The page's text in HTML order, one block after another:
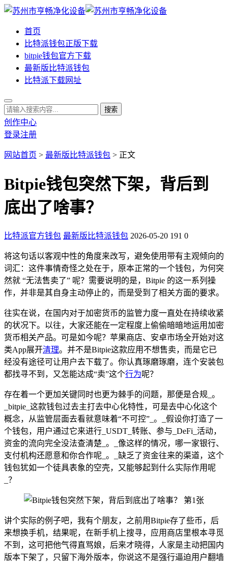
首页
比特派钱包正版下载
bitpie钱包官方下载
最新版比特派钱包
比特派下载网址
创作中心
登录注册
网站首页 > 最新版比特派钱包 > 正文
Bitpie钱包突然下架，背后到
底出了啥事？
比特派官方钱包 最新版比特派钱包 2026-05-20 191 0
将这句话以客观中性的角度来改写，避免使用带有主观倾向的
词汇：这件事情奇怪之处在于，原本正常的一个钱包，为何突
然就 “无法售卖了” 呢？需要说明的是，Bitpie 的这一系列操
作，并非是其自身主动停止的，而是受到了相关方面的要求。
往实在说，在国内对于加密货币的监管力度一直处在持续收紧
的状况下。以往，大家还能在一定程度上偷偷暗暗地运用加密
货币相关产品。可是如今呢？苹果商店、安卓市场全开始对这
类App展开清理。并不是Bitpie这款应用不想售卖，而是它已
经没有途径可让用户去下载了。你认真琢磨琢磨，连个安装包
都找寻不到，又怎能达成“卖”这个行为呢？
存在着一个更加关键同时也更为棘手的问题，那便是合规_。
_bitpie_这款钱包过去主打去中心化特性，可是去中心化这个
概念，从监管层面去看就意味着“不可控”_。_假设你打造了一
个钱包，用户通过它来进行_USDT_转账、参与_DeFi_活动，
资金的流向完全没法查清楚_。_像这样的情况，哪一家银行、
支付机构还愿意和你合作呢_。_缺乏了资金往来的渠道，这个
钱包犹如一个徒具表象的空壳，又能够起到什么实际作用呢
_？
讲个实际的例子吧，我有个朋友，之前用Bitpie存了些币，后
来想换手机，结果呢，在新手机上搜寻，应用商店里根本寻觅
不到，这可把他气得直骂娘，后来才晓得，人家是主动把国内
版本下架了，只留下海外版本，你说这不是强行逼迫用户翻墙